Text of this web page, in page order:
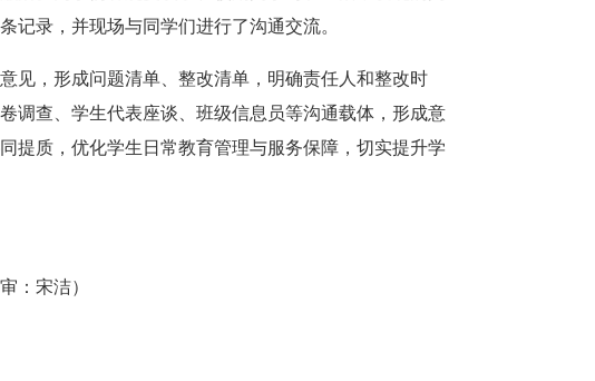
记录，并现场与同学们进行了沟通交流。
见，形成问题清单、整改清单，明确责任人和整改时
调查、学生代表座谈、班级信息员等沟通载体，形成意
提质，优化学生日常教育管理与服务保障，切实提升学
洁）